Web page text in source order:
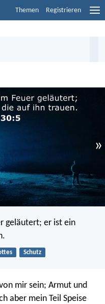
Themen Registrieren
»
geläutert; er ist ein
Schutz
mir sein; Armut und
aber mein Teil Speise